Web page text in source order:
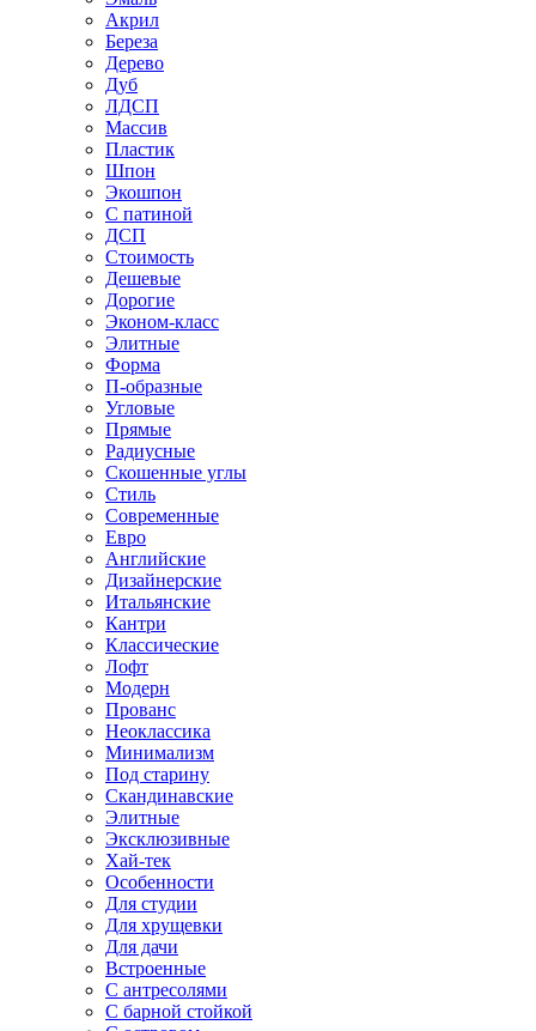
Акрил
Береза
Дерево
Дуб
ЛДСП
Массив
Пластик
Шпон
Экошпон
С патиной
ДСП
Стоимость
Дешевые
Дорогие
Эконом-класс
Элитные
Форма
П-образные
Угловые
Прямые
Радиусные
Скошенные углы
Стиль
Современные
Евро
Английские
Дизайнерские
Итальянские
Кантри
Классические
Лофт
Модерн
Прованс
Неоклассика
Минимализм
Под старину
Скандинавские
Элитные
Эксклюзивные
Хай-тек
Особенности
Для студии
Для хрущевки
Для дачи
Встроенные
С антресолями
С барной стойкой